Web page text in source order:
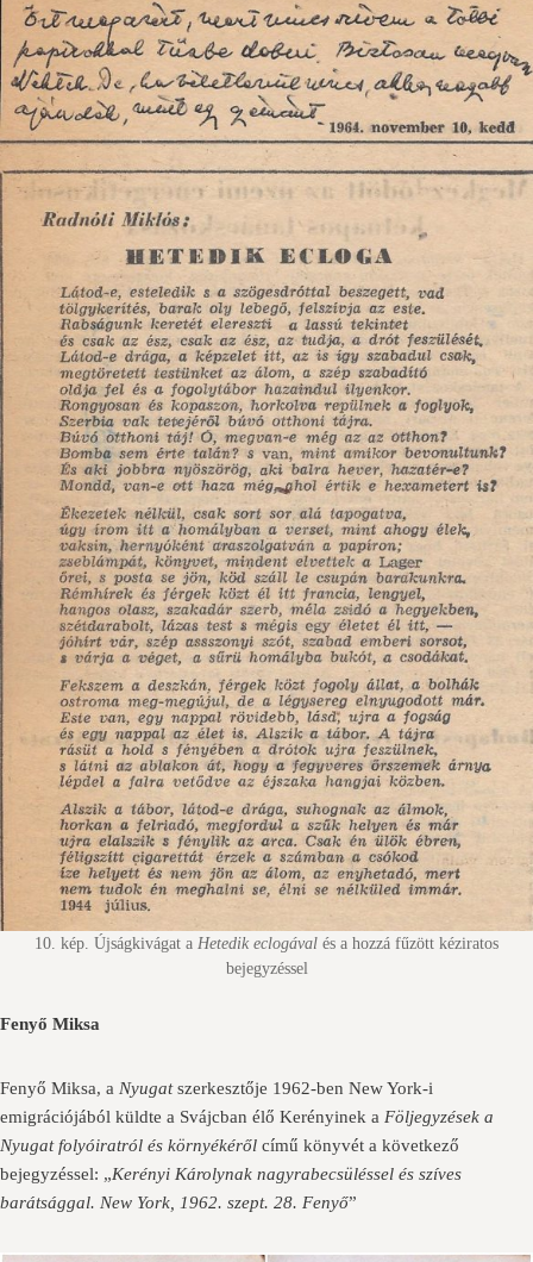
10. kép. Újságkivágat a Hetedik eclogával és a hozzá fűzött kéziratos
bejegyzéssel
Fenyő Miksa
Fenyő Miksa, a Nyugatszerkesztője 1962-ben New York-i
emigrációjából küldte a Svájcban élő Kerényinek a Följegyzések a
Nyugat folyóiratról és környékéről című könyvét a következő
bejegyzéssel: „Kerényi Károlynak nagyrabecsüléssel és szíves
barátsággal. New York, 1962. szept. 28. Fenyő”